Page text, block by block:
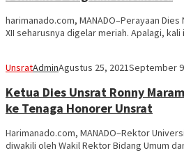
harimanado.com, MANADO–Perayaan
XII seharusnya digelar meriah. Apalagi,
UnsratAdminAgustus 25, 2021September
Ketua Dies Unsrat Ronny
ke Tenaga Honorer Unsrat
Harimanado.com, MANADO–Rektor
diwakili oleh Wakil Rektor Bidang Umum